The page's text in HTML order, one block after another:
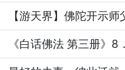
【游天界】佛陀开示
《白话佛法 第三册》